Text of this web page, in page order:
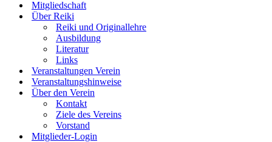
Mitgliedschaft
Über Reiki
Reiki und Originallehre
Ausbildung
Literatur
Links
Veranstaltungen Verein
Veranstaltungshinweise
Über den Verein
Kontakt
Ziele des Vereins
Vorstand
Mitglieder-Login